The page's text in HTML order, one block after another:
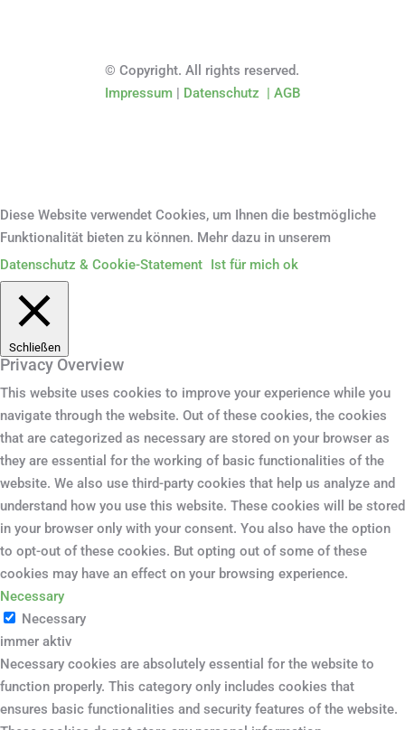
© Copyright. All rights reserved.
Impressum | Datenschutz | AGB
Diese Website verwendet Cookies, um Ihnen die bestmögliche
Funktionalität bieten zu können. Mehr dazu in unserem
Datenschutz & Cookie-Statement Ist für mich ok
Schließen
Privacy Overview
This website uses cookies to improve your experience while you
navigate through the website. Out of these cookies, the cookies
that are categorized as necessary are stored on your browser as
they are essential for the working of basic functionalities of the
website. We also use third-party cookies that help us analyze and
understand how you use this website. These cookies will be stored
in your browser only with your consent. You also have the option
to opt-out of these cookies. But opting out of some of these
cookies may have an effect on your browsing experience.
Necessary
Necessary
immer aktiv
Necessary cookies are absolutely essential for the website to
function properly. This category only includes cookies that
ensures basic functionalities and security features of the website.